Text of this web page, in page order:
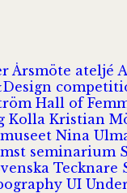
Årsmöte ateljé
Hall of
Kolla Kristian
Nina
seminarium
Tecknare
UI